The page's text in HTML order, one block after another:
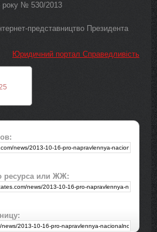
року № 530/2013
представництво Президента
Юридичний портал Справедливість
ресурса или ЖЖ: